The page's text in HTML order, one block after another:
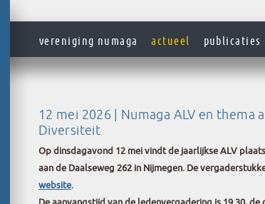
vereniging numaga actueel publicaties
12 mei 2026 | Numaga ALV en thema
Diversiteit
Op dinsdagavond 12 mei vindt de jaarlijkse ALV
aan de Daalseweg 262 in Nijmegen. De
website.